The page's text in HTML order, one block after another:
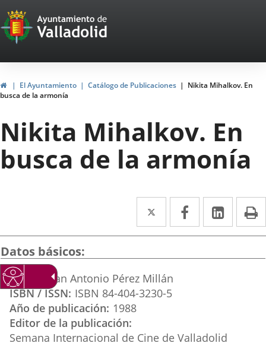
Portal
Web
del
Ayuntamiento
de
Valladolid
HomeEl Ayuntamiento Catálogo de Publicaciones
Nikita Mihalkov. En
busca de la armonía
Nikita Mihalkov. En
busca de la armonía
Twitter
Enlace
a
externa.
Facebook
Enlace
a
Enlace
a
Datos básicos
Autor
Juan Antonio Pérez Millán
ISBN / ISSN ISBN 84-404-3230-5
Año de publicación 1988
Editor de la publicación
Semana Internacional de Cine de Valladolid